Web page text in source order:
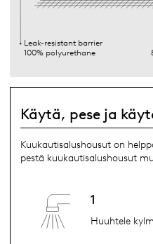
Leak-resistant barrier
100% polyurethane
Käytä, pese ja
Kuukautisalushousut on
pestä kuukautisalushousut
1
Huuhtele